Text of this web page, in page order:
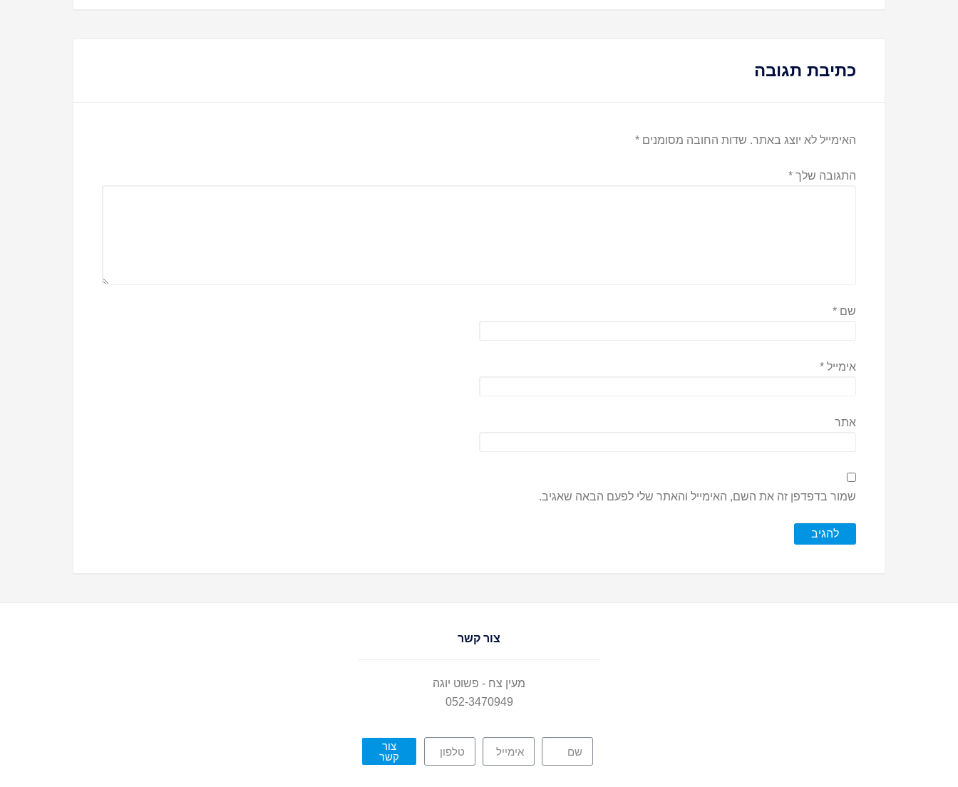
כתיבת תגובה
האימייל לא יוצג באתר. שדות החובה מסומנים *
התגובה שלך *
שם *
אימייל *
אתר
שמור בדפדפן זה את השם, האימייל והאתר שלי לפעם הבאה שאגיב.
צור קשר
מעין צח - פשוט יוגה
052-3470949
צור
קשר